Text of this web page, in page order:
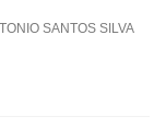
SANTOS SILVA